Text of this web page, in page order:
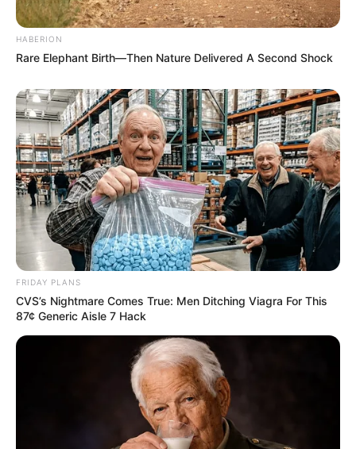
HABERION
Rare Elephant Birth—Then Nature Delivered A Second Shock
FRIDAY PLANS
CVS’s Nightmare Comes True: Men Ditching Viagra For This
87¢ Generic Aisle 7 Hack